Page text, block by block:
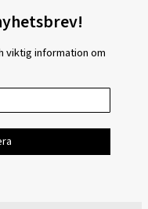
viktig information om